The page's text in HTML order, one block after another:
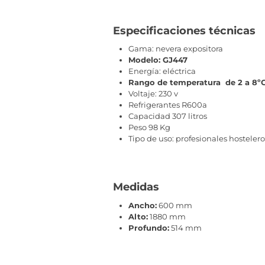
Especificaciones técnicas
Gama: nevera expositora
Modelo: GJ447
Energía: eléctrica
Rango de temperatura de 2 a
Voltaje: 230 v
Refrigerantes R600a
Capacidad 307 litros
Peso 98 Kg
Tipo de uso: profesionales
Medidas
Ancho:600 mm
Alto:1880 mm
Profundo:514 mm